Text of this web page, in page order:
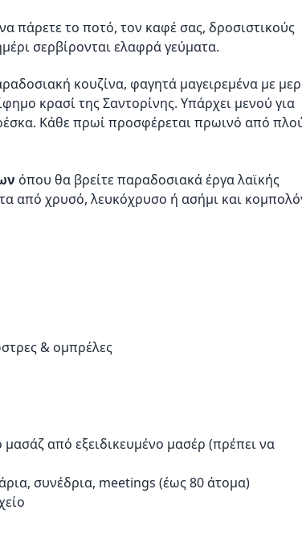
πάρετε το ποτό, τον καφέ σας, δροσιστικούς
σερβίρονται ελαφρά γεύματα.
κουζίνα, φαγητά μαγειρεμένα με
κρασί της Σαντορίνης. Υπάρχει μενού για
Κάθε πρωί προσφέρεται πρωινό από
όπου θα βρείτε παραδοσιακά έργα λαϊκής
από χρυσό, λευκόχρυσο ή ασήμι και
& ομπρέλες
από εξειδικευμένο μασέρ (πρέπει να
συνέδρια, meetings (έως 80 άτομα)